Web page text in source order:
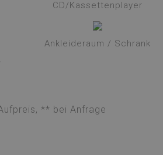
CD/Kassettenplayer
Ankleideraum / Schrank
** bei Anfrage